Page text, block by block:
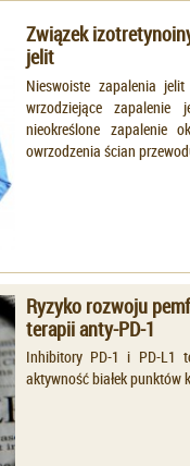
Związek
jelit
Nieswoiste zapalenia
wrzodziejące zapalenie
nieokreślone zapalenie
owrzodzenia ścian
Ryzyko rozwoju
terapii anty-PD-1
Inhibitory PD-1 i PD-L1
aktywność białek punktów